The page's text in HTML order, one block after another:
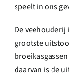
speelt in ons
De
grootste
daarvan is de